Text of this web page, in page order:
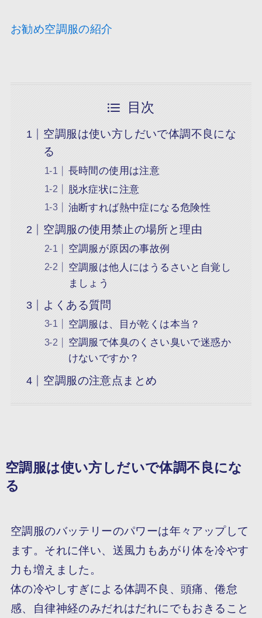
お勧め空調服の紹介
目次
空調服は使い方しだいで体調不良にな
る
長時間の使用は注意
脱水症状に注意
油断すれば熱中症になる危険性
空調服の使用禁止の場所と理由
空調服が原因の事故例
空調服は他人にはうるさいと自覚し
ましょう
よくある質問
空調服は、目が乾くは本当？
空調服で体臭のくさい臭いで迷惑か
けないですか？
空調服の注意点まとめ
空調服は使い方しだいで体調不良にな
る
空調服のバッテリーのパワーは年々アップして
ます。それに伴い、送風力もあがり体を冷やす
力も増えました。
体の冷やしすぎによる体調不良、頭痛、倦怠
感、自律神経のみだれはだれにでもおきること